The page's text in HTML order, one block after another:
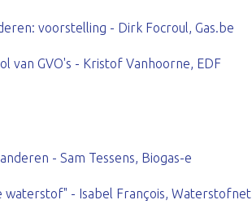
voorstelling - Dirk Focroul, Gas.be
van GVO's - Kristof Vanhoorne, EDF
- Sam Tessens, Biogas-e
waterstof" - Isabel François, Waterstofnet